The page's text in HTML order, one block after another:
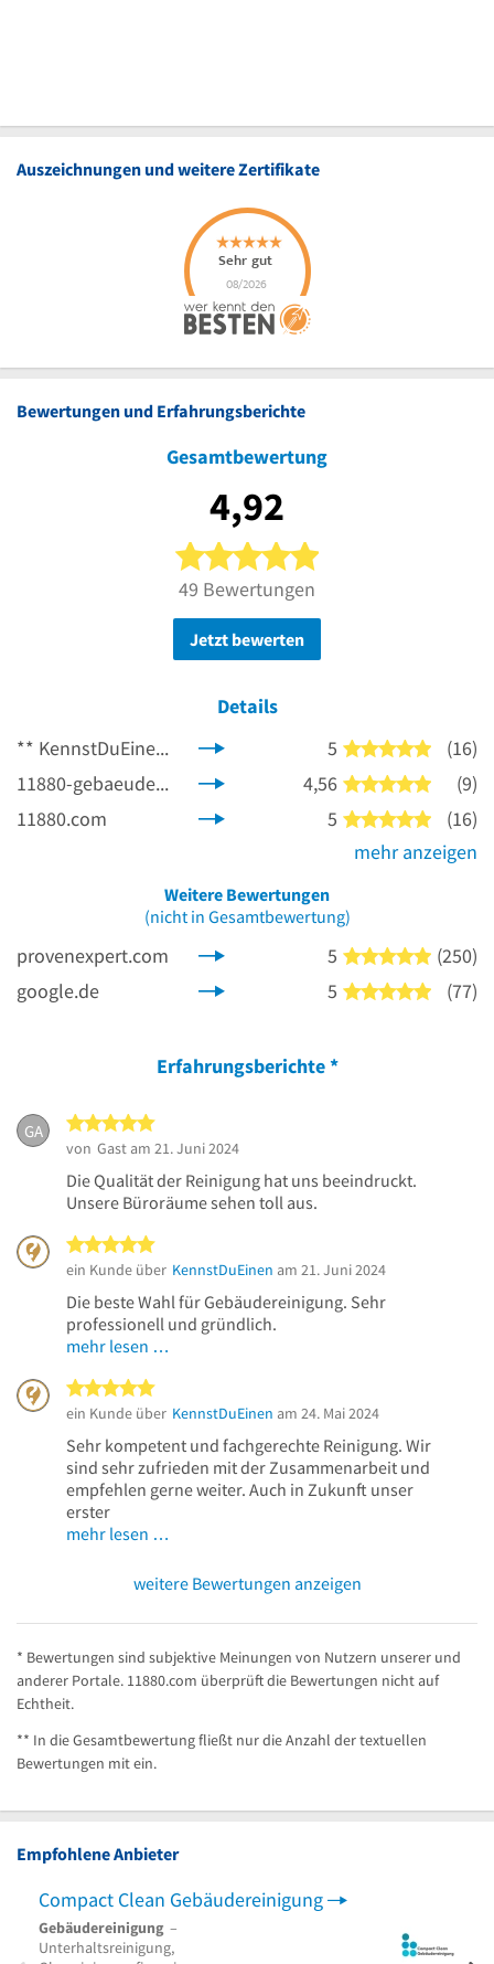
Auszeichnungen und weitere Zertifikate
Bewertungen und Erfahrungsberichte
Gesamtbewertung
4,92
5 von 5 Sternen
49 Bewertungen
Jetzt bewerten
Details
**
KennstDuEinen.de 5 5 von 5
(16)
11880-gebaeudereinigung.com
4,56 5 von 5
(9)
11880.com
5 5 von 5
(16)
mehr anzeigen
Weitere Bewertungen
(nicht in Gesamtbewertung)
provenexpert.com 5 5 von 5
(250)
google.de
5 5 von 5
(77)
Erfahrungsberichte*
GA
von Gast am 21. Juni 2024
Die Qualität der Reinigung hat uns beeindruckt.
Unsere Büroräume sehen toll aus.
ein Kunde über KennstDuEinen am 21. Juni 2024
Die beste Wahl für Gebäudereinigung. Sehr
professionell und gründlich.
mehr lesen …
ein Kunde über KennstDuEinen am 24. Mai 2024
Sehr kompetent und fachgerechte Reinigung. Wir
sind sehr zufrieden mit der Zusammenarbeit und
empfehlen gerne weiter. Auch in Zukunft unser
erster
mehr lesen …
weitere Bewertungen anzeigen
* Bewertungen sind subjektive Meinungen von Nutzern unserer und
anderer Portale. 11880.com überprüft die Bewertungen nicht auf
Echtheit.
** In die Gesamtbewertung fließt nur die Anzahl der textuellen
Bewertungen mit ein.
Empfohlene Anbieter
Compact Clean Gebäudereinigung
Gebäudereinigung –
Unterhaltsreinigung,